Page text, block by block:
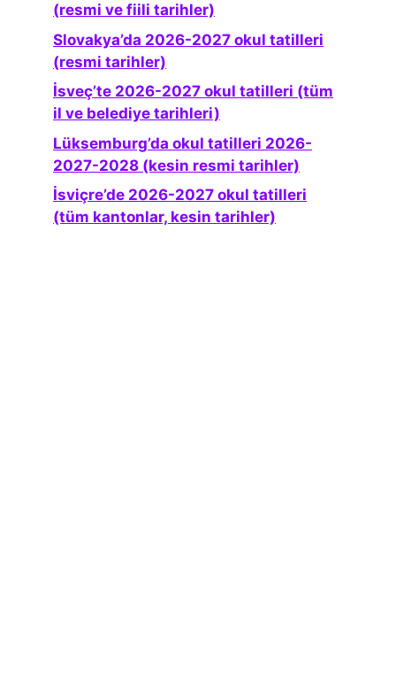
(resmi ve fiili tarihler)
Slovakya’da 2026-2027 okul tatilleri
(resmi tarihler)
İsveç’te 2026-2027 okul tatilleri (tüm
il ve belediye tarihleri)
Lüksemburg’da okul tatilleri 2026-
2027-2028 (kesin resmi tarihler)
İsviçre’de 2026-2027 okul tatilleri
(tüm kantonlar, kesin tarihler)